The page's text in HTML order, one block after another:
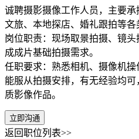
诚聘摄影摄像工作人员，主要
文旅、本地探店、婚礼跟拍等各
岗位职责：现场取景拍摄、镜
成成片基础拍摄需求。
任职要求：熟悉相机、摄像机操
能服从拍摄安排，有无经验均
质影像作品。
立即沟通
返回职位列表>>